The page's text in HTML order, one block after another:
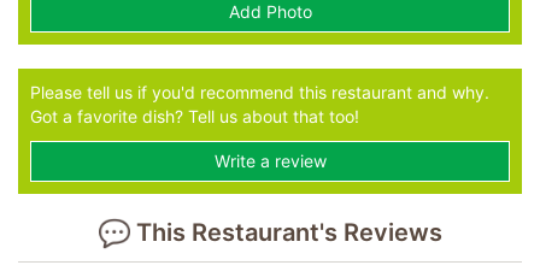
Add Photo
Please tell us if you'd recommend this restaurant and why.
Got a favorite dish? Tell us about that too!
Write a review
This Restaurant's Reviews